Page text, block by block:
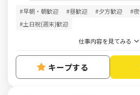
#早朝・朝歓迎 #昼歓迎 #夕方歓迎
#
#土日祝(週末)歓迎
仕事内容を見てみる
キープする